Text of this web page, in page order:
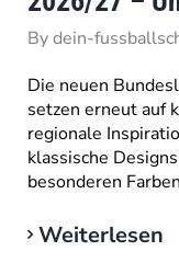
Bydein-
Die neuen
setzen erneut auf
regionale
klassische
besonderen
Weiterlesen